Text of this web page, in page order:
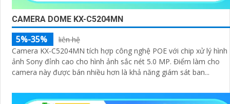
CAMERA DOME KX-C5204MN
5%-35%
liên hệ
Camera KX-C5204MN tích hợp công nghệ POE với chip xử lý hình
ảnh Sony đỉnh cao cho hình ảnh sắc nét 5.0 MP. Điểm làm cho
camera này được bán nhiều hơn là khả năng giám sát ban...